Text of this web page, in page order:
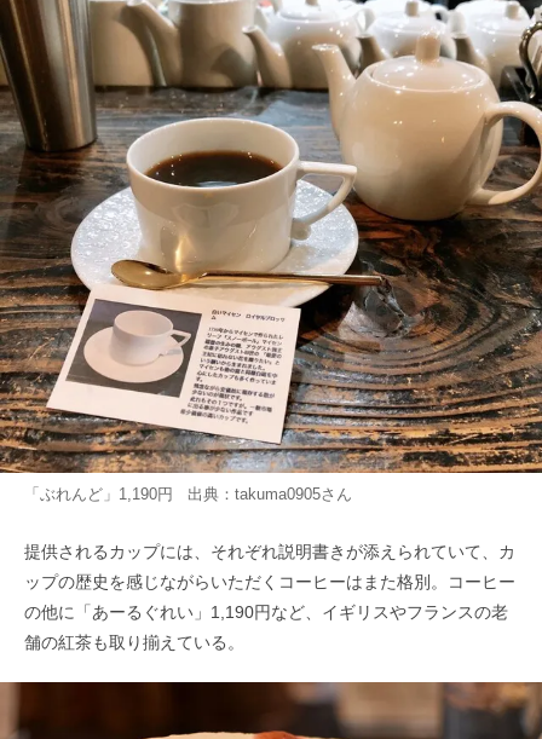
「ぶれんど」1,190円 出典： takuma0905さん
提供されるカップには、それぞれ説明書きが添えられていて、カ
ップの歴史を感じながらいただくコーヒーはまた格別。コーヒー
の他に「あーるぐれい」1,190円など、イギリスやフランスの老
舗の紅茶も取り揃えている。